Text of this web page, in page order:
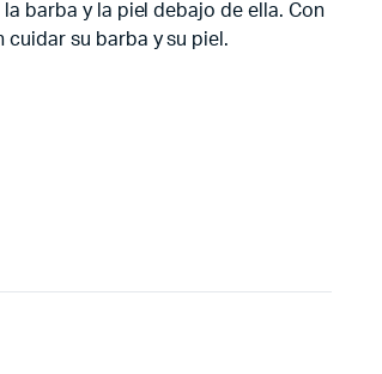
barba y la piel debajo de ella. Con
su barba y su piel.